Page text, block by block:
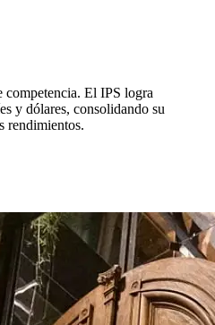
competencia. El IPS logra
y dólares, consolidando su
rendimientos.